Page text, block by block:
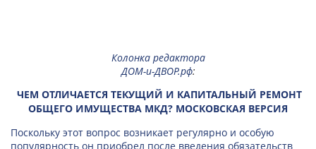
Колонка редактора
ДОМ-и-ДВОР.рф:
ЧЕМ ОТЛИЧАЕТСЯ ТЕКУЩИЙ И КАПИТАЛЬНЫЙ РЕМОНТ
ОБЩЕГО ИМУЩЕСТВА МКД? МОСКОВСКАЯ ВЕРСИЯ
Поскольку этот вопрос возникает регулярно и особую
популярность он приобрел после введения обязательств